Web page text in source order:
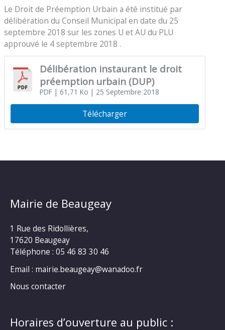
Le Droit de Préemption Urbain a été institué par
délibération du Conseil Municipal en date du 25
septembre 2018 sur les zones U et AU du PLU
approuvé le 4 septembre 2018 .
Délibération instaurant le droit
préemption urbain (DUP)
PDF| 61,71 Ko | 25 Septembre 2018
Télécharger
Mairie de Beaugeay
1 Rue des Ridollières,
17620 Beaugeay
Téléphone : 05 46 83 30 46
Email : mairie.beaugeay@wanadoo.fr
Nous contacter
Horaires d’ouverture au public :